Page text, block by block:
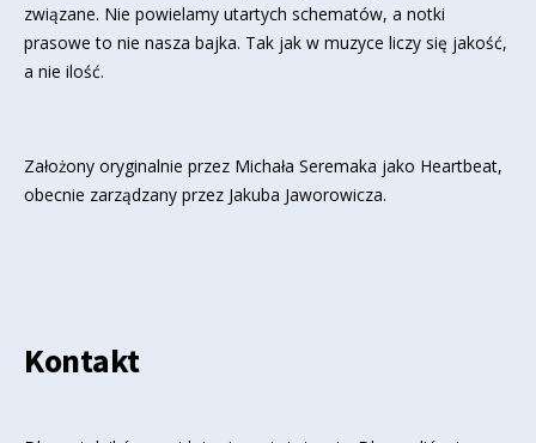
związane. Nie powielamy utartych schematów, a notki
prasowe to nie nasza bajka. Tak jak w muzyce liczy się jakość,
a nie ilość.
Założony oryginalnie przez Michała Seremaka jako Heartbeat,
obecnie zarządzany przez Jakuba Jaworowicza.
Kontakt